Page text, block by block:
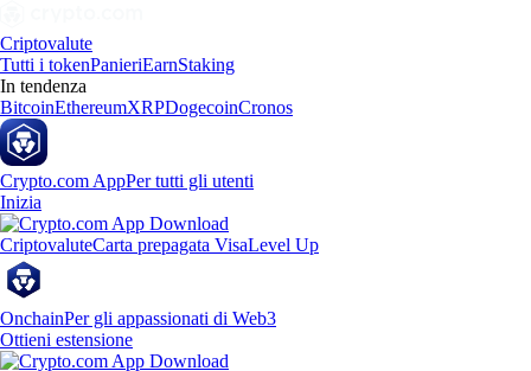
Criptovalute
Tutti i tokenPanieriEarnStaking
In tendenza
BitcoinEthereumXRPDogecoinCronos
Crypto.com AppPer tutti gli utenti
Inizia
CriptovaluteCarta prepagata VisaLevel Up
OnchainPer gli appassionati di Web3
Ottieni estensione